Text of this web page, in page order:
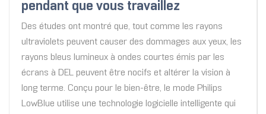
pendant que vous travaillez
Des études ont montré que, tout comme les rayons
ultraviolets peuvent causer des dommages aux yeux, les
rayons bleus lumineux à ondes courtes émis par les
écrans à DEL peuvent être nocifs et altérer la vision à
long terme. Conçu pour le bien-être, le mode Philips
LowBlue utilise une technologie logicielle intelligente qui